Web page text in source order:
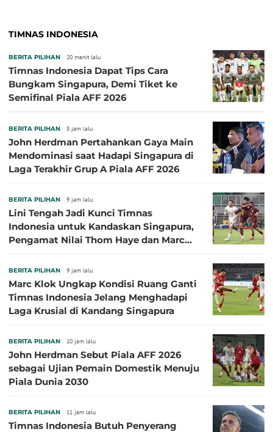
TIMNAS INDONESIA
BERITA PILIHAN 20 menit lalu
Timnas Indonesia Dapat Tips Cara
Bungkam Singapura, Demi Tiket ke
Semifinal Piala AFF 2026
BERITA PILIHAN 8 jam lalu
John Herdman Pertahankan Gaya Main
Mendominasi saat Hadapi Singapura di
Laga Terakhir Grup A Piala AFF 2026
BERITA PILIHAN 9 jam lalu
Lini Tengah Jadi Kunci Timnas
Indonesia untuk Kandaskan Singapura,
Pengamat Nilai Thom Haye dan Marc
BERITA PILIHAN 9 jam lalu
Marc Klok Ungkap Kondisi Ruang Ganti
Timnas Indonesia Jelang Menghadapi
Laga Krusial di Kandang Singapura
BERITA PILIHAN 10 jam lalu
John Herdman Sebut Piala AFF 2026
sebagai Ujian Pemain Domestik Menuju
Piala Dunia 2030
BERITA PILIHAN 11 jam lalu
Timnas Indonesia Butuh Penyerang